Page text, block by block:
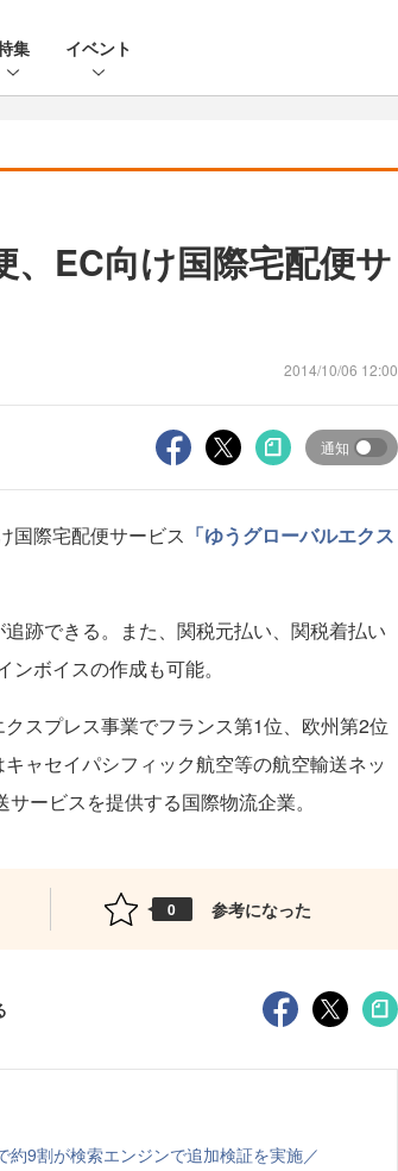
集 イベント
EC向け国際宅配便サ
2014/10/06 12:00
通知
国際宅配便サービス 「ゆうグローバルエクス
跡できる。また、関税元払い、関税着払い
ボイスの作成も可能。
スプレス事業でフランス第1位、欧州第2位
ャセイパシフィック航空等の航空輸送ネッ
ービスを提供する国際物流企業。
0 参考になった
約9割が検索エンジンで追加検証を実施／